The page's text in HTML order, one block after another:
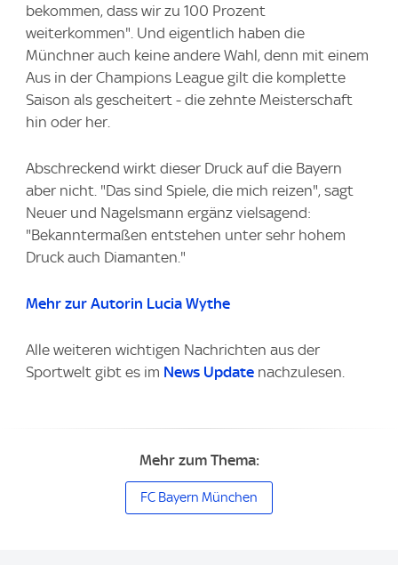
bekommen, dass wir zu 100 Prozent
weiterkommen". Und eigentlich haben die
Münchner auch keine andere Wahl, denn mit einem
Aus in der Champions League gilt die komplette
Saison als gescheitert - die zehnte Meisterschaft
hin oder her.
Abschreckend wirkt dieser Druck auf die Bayern
aber nicht. "Das sind Spiele, die mich reizen", sagt
Neuer und Nagelsmann ergänz vielsagend:
"Bekanntermaßen entstehen unter sehr hohem
Druck auch Diamanten."
Mehr zur Autorin Lucia Wythe
Alle weiteren wichtigen Nachrichten aus der
Sportwelt gibt es im News Update nachzulesen.
Mehr zum Thema:
FC Bayern München